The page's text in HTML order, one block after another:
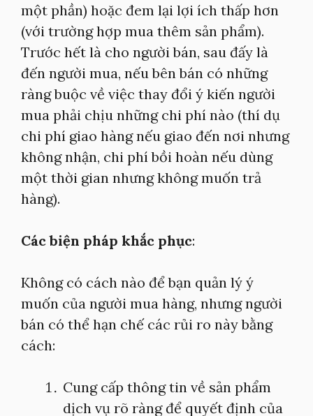
một phần) hoặc đem lại lợi ích thấp hơn
(với trường hợp mua thêm sản phẩm).
Trước hết là cho người bán, sau đấy là
đến người mua, nếu bên bán có những
ràng buộc về việc thay đổi ý kiến người
mua phải chịu những chi phí nào (thí dụ
chi phí giao hàng nếu giao đến nơi nhưng
không nhận, chi phí bồi hoàn nếu dùng
một thời gian nhưng không muốn trả
hàng).
Các biện pháp khắc phục:
Không có cách nào để bạn quản lý ý
muốn của người mua hàng, nhưng người
bán có thể hạn chế các rủi ro này bằng
cách:
Cung cấp thông tin về sản phẩm
dịch vụ rõ ràng để quyết định của